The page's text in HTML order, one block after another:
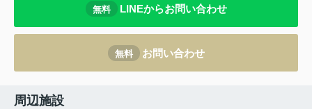
無料 LINEからお問い合わせ
無料 お問い合わせ
周辺施設